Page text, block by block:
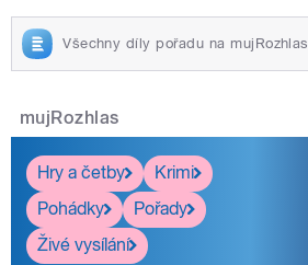
Všechny díly pořadu na mujRozhlas
mujRozhlas
Hry a četby
Krimi
Pohádky
Pořady
Živé vysílání